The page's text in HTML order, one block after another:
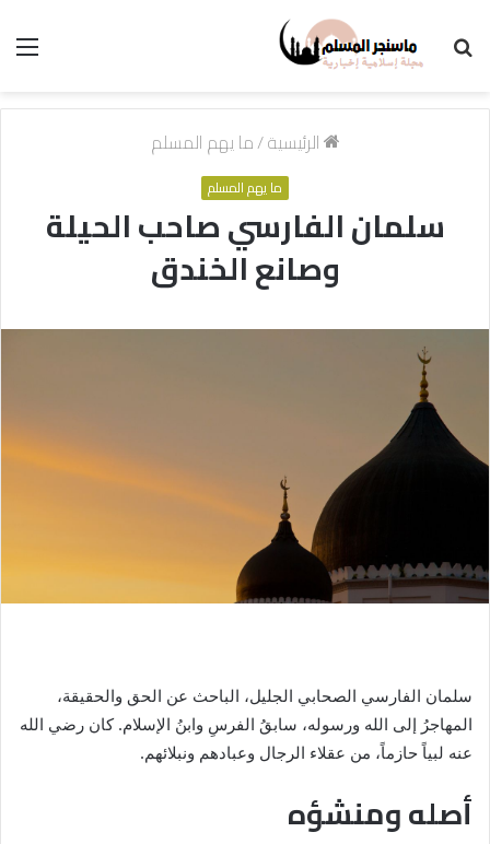
الرئيسية/ما يهم المسلم
ما يهم المسلم
سلمان الفارسي صاحب الحيلة
وصانع الخندق
سلمان الفارسي الصحابي الجليل، الباحث عن الحق والحقيقة،
المهاجرُ إلى الله ورسوله، سابقُ الفرسِ وابنُ الإسلام. كان رضي الله
عنه لبياً حازماً، من عقلاء الرجال وعبادهم ونبلائهم.
أصله ومنشؤه